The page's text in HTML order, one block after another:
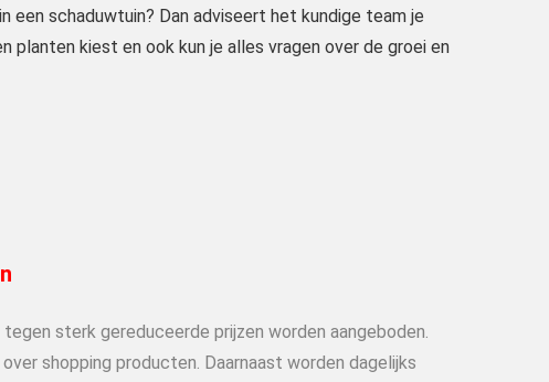
een schaduwtuin? Dan adviseert het kundige team je
kiest en ook kun je alles vragen over de groei en
sterk gereduceerde prijzen worden aangeboden.
shopping producten. Daarnaast worden dagelijks